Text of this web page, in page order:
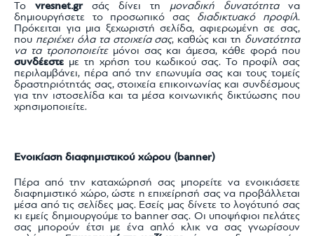
Το vresnet.grσάς δίνει τη μοναδική δυνατότητανα
δημιουργήσετε το προσωπικό σας διαδικτυακό προφίλ.
Πρόκειται για μια ξεχωριστή σελίδα, αφιερωμένη σε σας,
που περιέχει όλα τα στοιχεία σας, καθώς και τη δυνατότητα
να τα τροποποιείτεμόνοι σας και άμεσα, κάθε φορά που
συνδέεστε με τη χρήση του κωδικού σας. Το προφίλ σας
περιλαμβάνει, πέρα από την επωνυμία σας και τους τομείς
δραστηριότητάς σας, στοιχεία επικοινωνίας και συνδέσμους
για την ιστοσελίδα και τα μέσα κοινωνικής δικτύωσης που
χρησιμοποιείτε.
Ενοικίαση διαφημιστικού χώρου (banner)
Πέρα από την καταχώρησή σας μπορείτε να ενοικιάσετε
διαφημιστικό χώρο, ώστε η επιχείρησή σας να προβάλλεται
μέσα από τις σελίδες μας. Εσείς μας δίνετε το λογότυπό σας
κι εμείς δημιουργούμε το banner σας. Οι υποψήφιοι πελάτες
σας μπορούν έτσι με ένα απλό κλικ να σας γνωρίσουν